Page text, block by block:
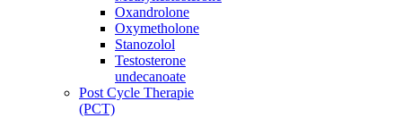
Oxandrolone
Oxymetholone
Stanozolol
Testosterone
undecanoate
Post Cycle Therapie
(PCT)